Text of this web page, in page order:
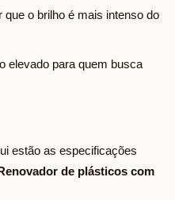
o brilho é mais intenso do
elevado para quem busca
estão as especificações
de plásticos com